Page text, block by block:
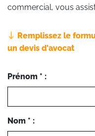
commercial, vous
Remplissez le
un devis d'avocat
Prénom * :
Nom * :